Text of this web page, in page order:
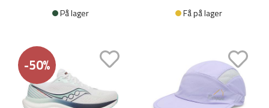
På lager Få på lager
-50%